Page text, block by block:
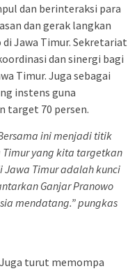
dan berinteraksi para
dan gerak langkan
Jawa Timur. Sekretariat
dan sinergi bagi
Timur. Juga sebagai
instens guna
target 70 persen.
ini menjadi titik
yang kita targetkan
Jawa Timur adalah kunci
Ganjar Pranowo
mendatang.” pungkas
turut memompa